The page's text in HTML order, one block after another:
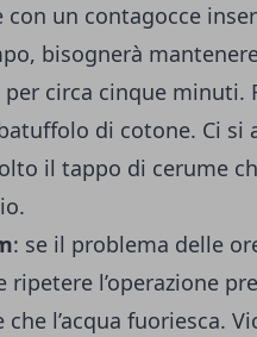
un contagocce
bisognerà
circa cinque minuti.
di cotone. Ci si
il tappo di cerume
: se il problema delle
ripetere l’operazione
l’acqua fuoriesca.